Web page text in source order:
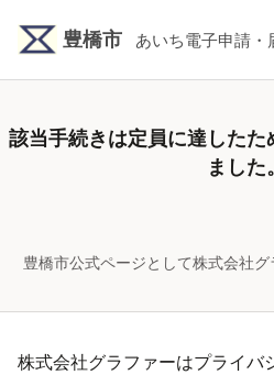
豊橋市 あいち電子申請・
該当手続きは定員に達したた
ました。
豊橋市公式ページとして株式会社グ
株式会社グラファーはプライバ